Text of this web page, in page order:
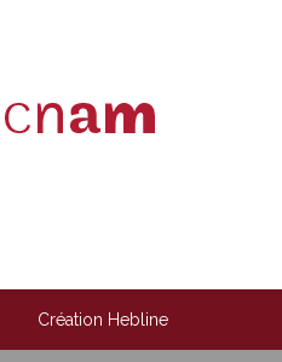
Création Hebline